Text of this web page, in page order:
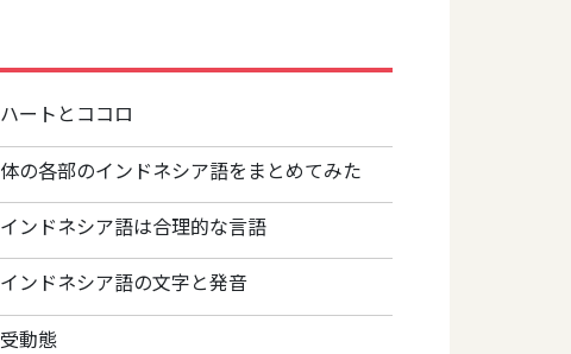
ハートとココロ
体の各部のインドネシア語をまとめてみた
インドネシア語は合理的な言語
インドネシア語の文字と発音
受動態